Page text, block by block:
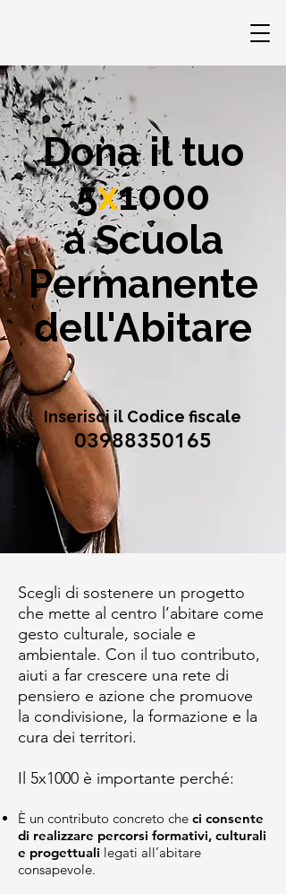
Dona il tuo
5x1000
a Scuola
Permanente
dell'Abitare
Inserisci il Codice fiscale
03988350165
Scegli di sostenere un progetto
che mette al centro l’abitare come
gesto culturale, sociale e
ambientale. Con il tuo contributo,
aiuti a far crescere una rete di
pensiero e azione che promuove
la condivisione, la formazione e la
cura dei territori.
Il 5x1000 è importante perché:
È un contributo concreto che ci consente
di realizzare percorsi formativi, culturali
e progettuali legati all’abitare
consapevole.